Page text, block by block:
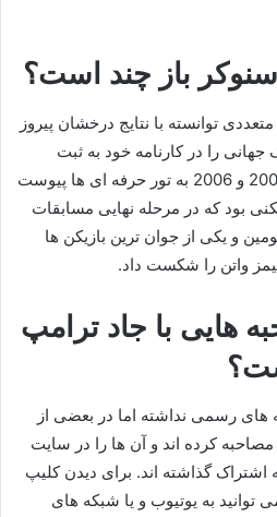
باز چند است؟
توانسته با نتایج درخشان پیروز
را در کارنامه خود به ثبت
رساند. ترامپ در سال های 2005 و 2006 به تور حرفه ای ها پیوست
بود که در مرحله نهایی مسابقات
و یکی از جوان ترین بازیکن ها
هایی با جاد ترامپ
های رسمی نداشته اما در بعضی از
کرده اند و آن ها را در سایت
اشتراک گذاشته اند. برای دیدن کلیپ
توانید به یوتیوب و یا شبکه های